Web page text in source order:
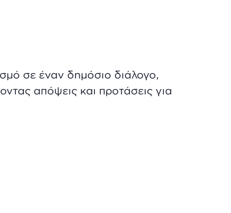
σε έναν δημόσιο διάλογο,
απόψεις και προτάσεις για